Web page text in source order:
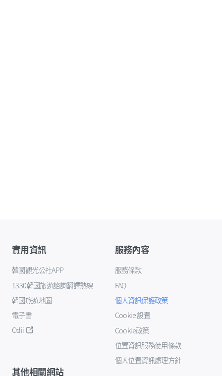
實用資訊
韓國觀光公社APP
1330韓國旅遊諮詢翻譯熱線
韓國旅遊地圖
電子書
Odii
服務內容
服務條款
FAQ
個人資訊保護政策
Cookie 設置
Cookie政策
位置資訊服務使用條款
個人位置資訊處理方針
其他相關網站